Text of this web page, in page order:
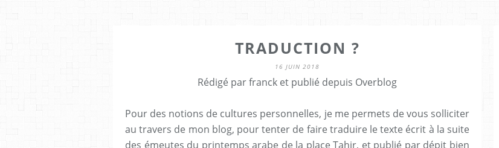
TRADUCTION ?
16 JUIN 2018
Rédigé par franck et publié depuis Overblog
Pour des notions de cultures personnelles, je me permets de vous solliciter
au travers de mon blog, pour tenter de faire traduire le texte écrit à la suite
des émeutes du printemps arabe de la place Tahir, et publié par dépit bien